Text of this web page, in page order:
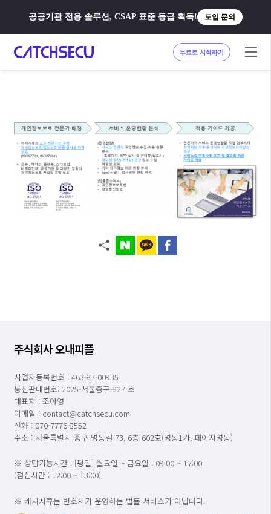
공공기관 전용 솔루션, CSAP 표준 등급 획득! 도입 문의
무료로 시작하기
주식회사 오내피플
사업자등록번호 : 463-87-00935
통신판매번호: 2025-서울중구-827 호
대표자 : 조아영
이메일 : contact@catchsecu.com
전화 : 070-7776-8552
주소 : 서울특별시 중구 명동길 73, 6층 602호(명동1가, 페이지명동)
※ 상담가능시간 : [평일] 월요일 ~ 금요일 : 09:00 ~ 17:00
(점심시간 : 12:00 ~ 13:00)
※ 캐치시큐는 변호사가 운영하는 법률 서비스가 아닙니다.